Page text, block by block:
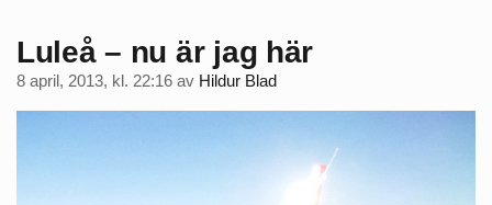
Luleå – nu är jag här
8 april, 2013, kl. 22:16 av Hildur Blad